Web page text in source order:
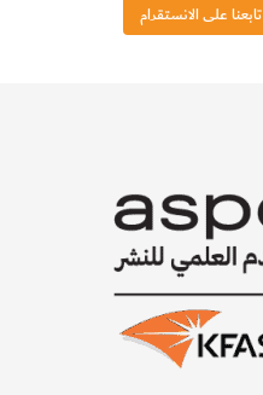
تابعنا على الانستقرام